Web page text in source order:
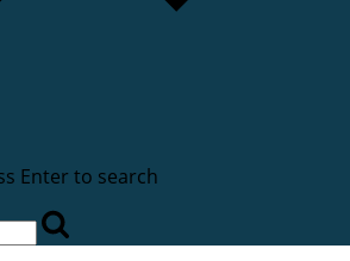
Enter to search